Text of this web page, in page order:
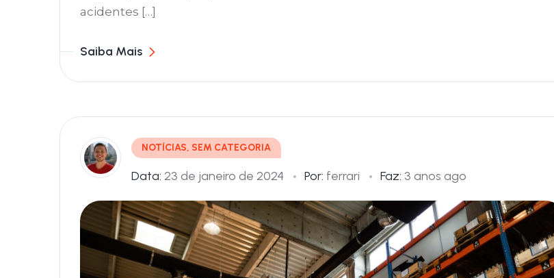
acidentes […]
Saiba Mais
NOTÍCIAS, SEM CATEGORIA
Data: 23 de janeiro de 2024 Por: ferrari Faz: 3 anos ago